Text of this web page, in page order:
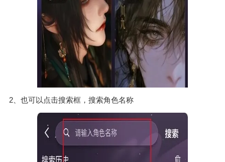
2、也可以点击搜索框，搜索角色名称